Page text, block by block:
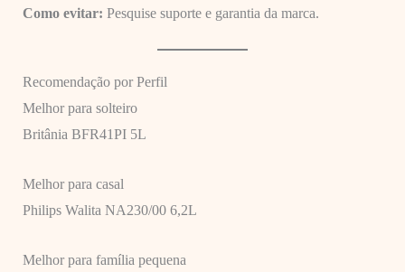
Como evitar: Pesquise suporte e garantia da marca.
Recomendação por Perfil
Melhor para solteiro
Britânia BFR41PI 5L
Melhor para casal
Philips Walita NA230/00 6,2L
Melhor para família pequena